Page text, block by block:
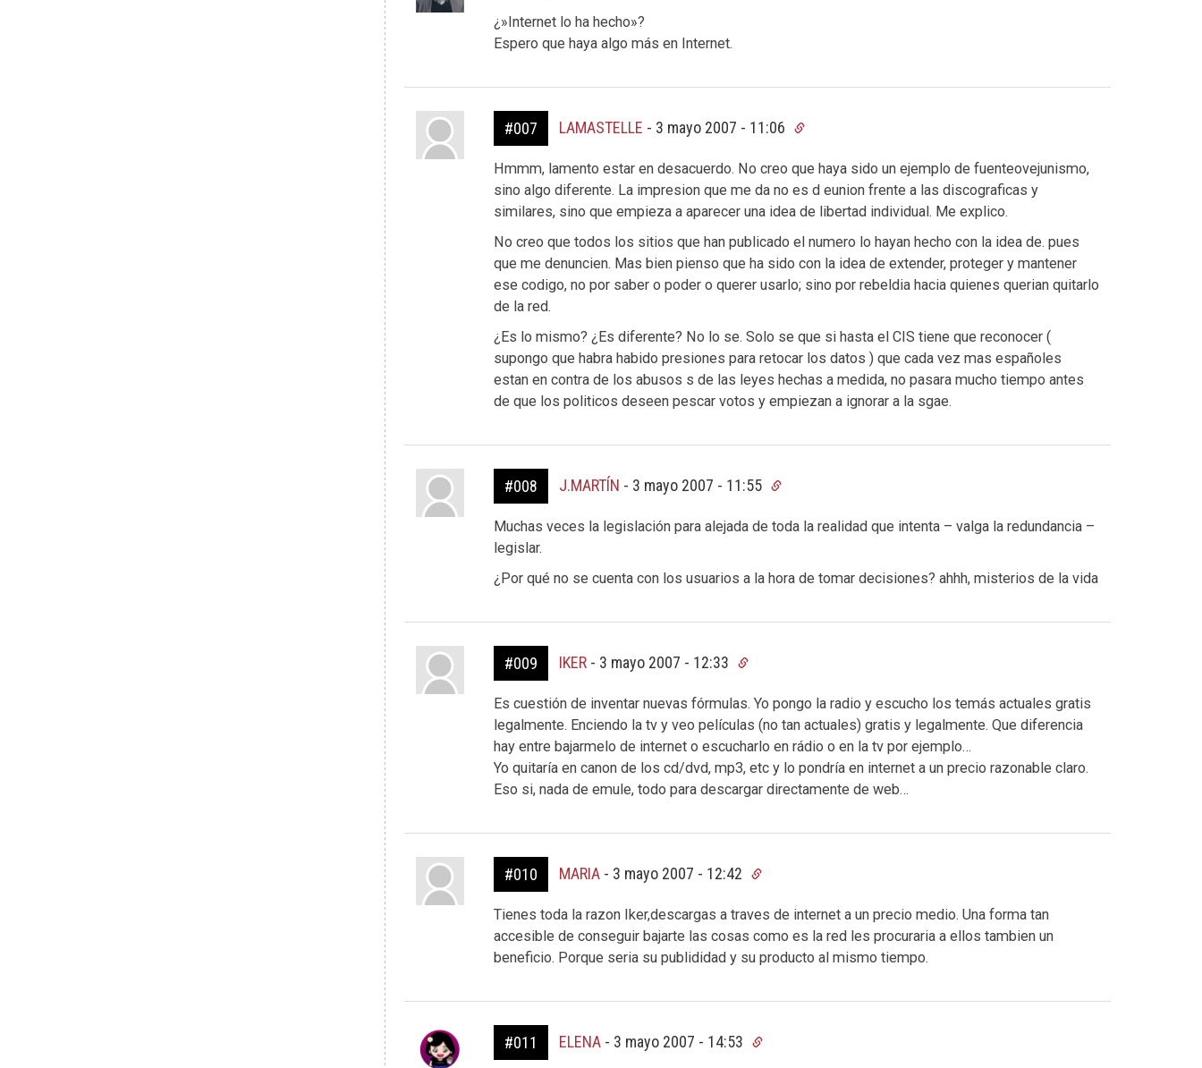
¿»Internet lo ha hecho»?
Espero que haya algo más en Internet.
#007 LAMASTELLE - 3 mayo 2007 - 11:06
Hmmm, lamento estar en desacuerdo. No creo que haya sido un ejemplo de fuenteovejunismo,
sino algo diferente. La impresion que me da no es d eunion frente a las discograficas y
similares, sino que empieza a aparecer una idea de libertad individual. Me explico.
No creo que todos los sitios que han publicado el numero lo hayan hecho con la idea de. pues
que me denuncien. Mas bien pienso que ha sido con la idea de extender, proteger y mantener
ese codigo, no por saber o poder o querer usarlo; sino por rebeldia hacia quienes querian quitarlo
de la red.
¿Es lo mismo? ¿Es diferente? No lo se. Solo se que si hasta el CIS tiene que reconocer (
supongo que habra habido presiones para retocar los datos ) que cada vez mas españoles
estan en contra de los abusos s de las leyes hechas a medida, no pasara mucho tiempo antes
de que los politicos deseen pescar votos y empiezan a ignorar a la sgae.
#008 J.MARTÍN - 3 mayo 2007 - 11:55
Muchas veces la legislación para alejada de toda la realidad que intenta – valga la redundancia –
legislar.
¿Por qué no se cuenta con los usuarios a la hora de tomar decisiones? ahhh, misterios de la vida
#009 IKER- 3 mayo 2007 - 12:33
Es cuestión de inventar nuevas fórmulas. Yo pongo la radio y escucho los temás actuales gratis
legalmente. Enciendo la tv y veo películas (no tan actuales) gratis y legalmente. Que diferencia
hay entre bajarmelo de internet o escucharlo en rádio o en la tv por ejemplo…
Yo quitaría en canon de los cd/dvd, mp3, etc y lo pondría en internet a un precio razonable claro.
Eso si, nada de emule, todo para descargar directamente de web…
#010 MARIA- 3 mayo 2007 - 12:42
Tienes toda la razon Iker,descargas a traves de internet a un precio medio. Una forma tan
accesible de conseguir bajarte las cosas como es la red les procuraria a ellos tambien un
beneficio. Porque seria su publididad y su producto al mismo tiempo.
#011 ELENA- 3 mayo 2007 - 14:53